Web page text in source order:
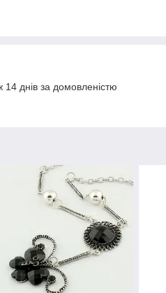
днів за домовленістю